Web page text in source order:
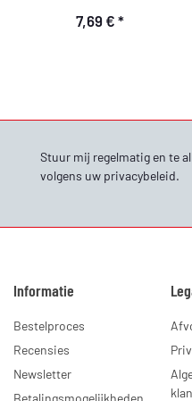
7,69 € *
Stuur mij regelmatig en te
volgens uw privacybeleid.
Informatie
Bestelproces
Recensies
Newsletter
Betalingsmogelijkheden